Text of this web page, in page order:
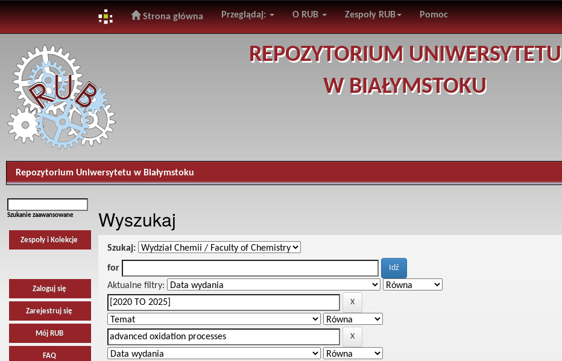
navigation
Strona główna Przeglądaj: O RUB Zespoły RUB Pomoc
REPOZYTORIUM UNIWERSYTETU
W BIAŁYMSTOKU
Repozytorium Uniwersytetu w Białymstoku
Szukanie zaawansowane
Zespoły i Kolekcje
Zaloguj się
Zarejestruj się
Mój RUB
FAQ
Wyszukaj
Szukaj:
for
Aktualne filtry: